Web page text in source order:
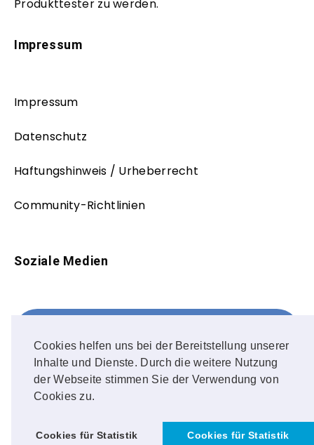
Cookies helfen uns bei der Bereitstellung unserer
Inhalte und Dienste. Durch die weitere Nutzung
der Webseite stimmen Sie der Verwendung von
Cookies zu.
Cookies für Statistik Cookies für Statistik
Produkttester zu werden.
Impressum
Impressum
Datenschutz
Haftungshinweis / Urheberrecht
Community-Richtlinien
Soziale Medien
FOLLOW ME!
Instagram
OUR PHOTOS!